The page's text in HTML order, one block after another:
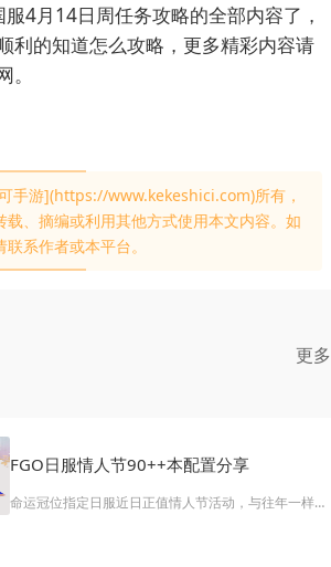
4月14日周任务攻略的全部内容了，
利的知道怎么攻略，更多精彩内容请
手游](https://www.kekeshici.com)所有，
载、摘编或利用其他方式使用本文内容。如
系作者或本平台。
更
FGO日服情人节90++本配置分享
​命运冠位指定日服近日正值情人节活动，与往年一样，